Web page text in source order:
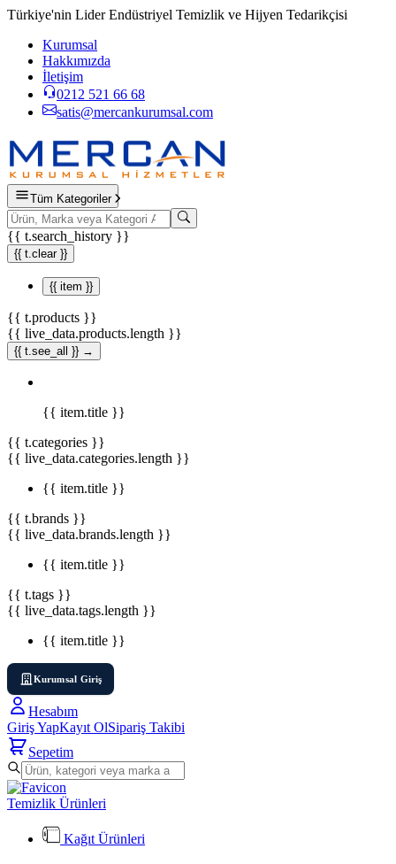
Türkiye'nin Lider Endüstriyel Temizlik ve Hijyen Tedarikçisi
Kurumsal
Hakkımızda
İletişim
0212 521 66 68
satis@mercankurumsal.com
Tüm Kategoriler
{{ t.search_history }}
{{ t.clear }}
{{ item }}
{{ t.products }}
{{ live_data.products.length }}
{{ t.see_all }} →
{{ item.title }}
{{ t.categories }}
{{ live_data.categories.length }}
{{ item.title }}
{{ t.brands }}
{{ live_data.brands.length }}
{{ item.title }}
{{ t.tags }}
{{ live_data.tags.length }}
{{ item.title }}
Kurumsal Giriş
Hesabım
Giriş YapKayıt OlSipariş Takibi
Sepetim
Temizlik Ürünleri
Kağıt Ürünleri